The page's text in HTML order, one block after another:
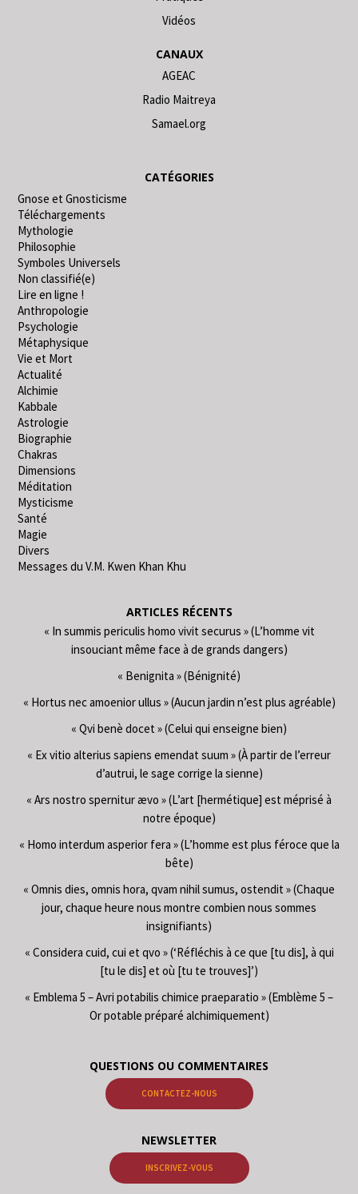
Vidéos
CANAUX
AGEAC
Radio Maitreya
Samael.org
CATÉGORIES
Gnose et Gnosticisme
Téléchargements
Mythologie
Philosophie
Symboles Universels
Non classifié(e)
Lire en ligne !
Anthropologie
Psychologie
Métaphysique
Vie et Mort
Actualité
Alchimie
Kabbale
Astrologie
Biographie
Chakras
Dimensions
Méditation
Mysticisme
Santé
Magie
Divers
Messages du V.M. Kwen Khan Khu
ARTICLES RÉCENTS
« In summis periculis homo vivit securus » (L’homme vit
insouciant même face à de grands dangers)
« Benignita » (Bénignité)
« Hortus nec amoenior ullus » (Aucun jardin n’est plus agréable)
« Qvi benè docet » (Celui qui enseigne bien)
« Ex vitio alterius sapiens emendat suum » (À partir de l’erreur
d’autrui, le sage corrige la sienne)
« Ars nostro spernitur ævo » (L’art [hermétique] est méprisé à
notre époque)
« Homo interdum asperior fera » (L’homme est plus féroce que la
bête)
« Omnis dies, omnis hora, qvam nihil sumus, ostendit » (Chaque
jour, chaque heure nous montre combien nous sommes
insignifiants)
« Considera cuid, cui et qvo » (‘Réfléchis à ce que [tu dis], à qui
[tu le dis] et où [tu te trouves]’)
« Emblema 5 – Avri potabilis chimice praeparatio » (Emblème 5 –
Or potable préparé alchimiquement)
QUESTIONS OU COMMENTAIRES
CONTACTEZ-NOUS
NEWSLETTER
INSCRIVEZ-VOUS